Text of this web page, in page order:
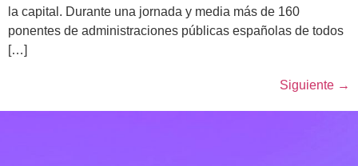
la capital. Durante una jornada y media más de 160
ponentes de administraciones públicas españolas de todos
[…]
Siguiente →